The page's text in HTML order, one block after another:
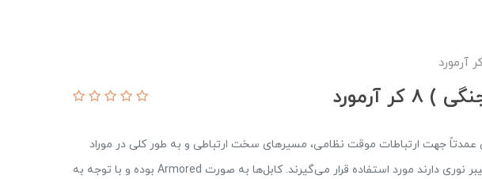
آرمورد
عمدتاً جهت ارتباطات موقت نظامی، مسیرهای سخت ارتباطی و به طور کلی در موراد
اضطراری که نیاز به ارتباط فیبر نوری دارند مورد استفاده قرار می‌گیرند. کابل‌ها به صورت Armored بوده و با توجه به